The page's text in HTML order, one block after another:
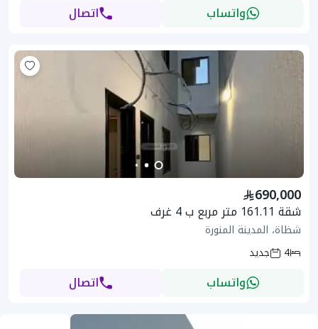
واتساب اتصال
690,000
شقة 161.11 متر مربع ب 4 غرف
شظاة، المدينة المنورة
4
جديد
واتساب اتصال